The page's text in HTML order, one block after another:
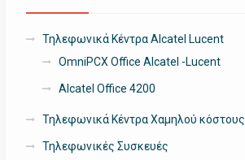
Τηλεφωνικά Κέντρα Alcatel Lucent
OmniPCX Office Alcatel -Lucent
Alcatel Office 4200
Τηλεφωνικά Κέντρα Χαμηλού κόστους
Τηλεφωνικές Συσκευές